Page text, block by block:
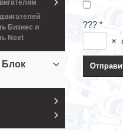
???*
×
Бизнес и
Next
Блок